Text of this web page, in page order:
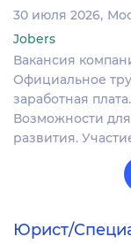
30 июля 2026
Jobers
Вакансия
Официальное
заработная
Возможности
развития.
Юрист/